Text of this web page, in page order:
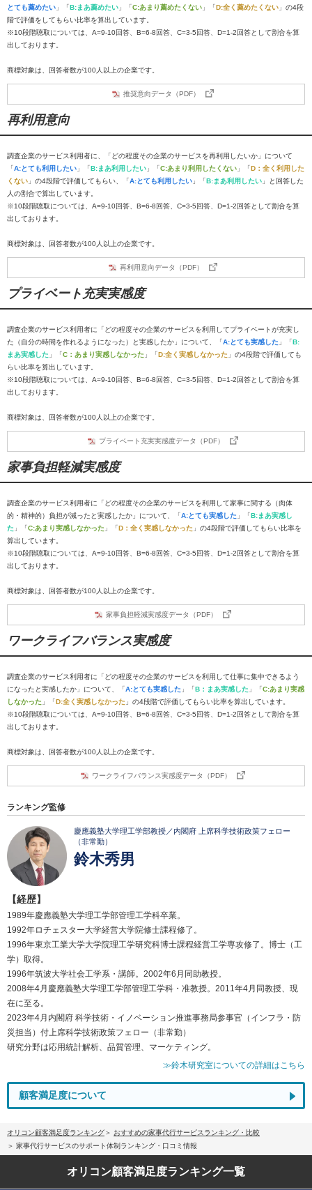
とても薦めたい 」「B:まあ薦めたい 」「C:あまり薦めたくない 」「D:全く薦めたくない 」の4段
階で評価をしてもらい比率を算出しています。
※10段階聴取については、A=9-10回答、B=6-8回答、C=3-5回答、D=1-2回答として割合を算
出しております。
商標対象は、回答者数が100人以上の企業です。
推奨意向データ（PDF）
再利用意向
調査企業のサービス利用者に、「どの程度その企業のサービスを再利用したいか」について
「A:とても利用したい 」「B:まあ利用したい 」「C:あまり利用したくない 」「D：全く利用した
くない 」の4段階で評価してもらい、「A:とても利用したい 」「B:まあ利用したい 」と回答した
人の割合で算出しています。
※10段階聴取については、A=9-10回答、B=6-8回答、C=3-5回答、D=1-2回答として割合を算
出しております。
商標対象は、回答者数が100人以上の企業です。
再利用意向データ（PDF）
プライベート充実実感度
調査企業のサービス利用者に「どの程度その企業のサービスを利用してプライベートが充実し
た（自分の時間を作れるようになった）と実感したか」について、「A:とても実感した 」「B:
まあ実感した 」「C：あまり実感しなかった 」「D:全く実感しなかった 」の4段階で評価しても
らい比率を算出しています。
※10段階聴取については、A=9-10回答、B=6-8回答、C=3-5回答、D=1-2回答として割合を算
出しております。
商標対象は、回答者数が100人以上の企業です。
プライベート充実実感度データ（PDF）
家事負担軽減実感度
調査企業のサービス利用者に「どの程度その企業のサービスを利用して家事に関する（肉体
的・精神的）負担が減ったと実感したか」について、「A:とても実感した 」「B:まあ実感し
た 」「C:あまり実感しなかった 」「D：全く実感しなかった 」の4段階で評価してもらい比率を
算出しています。
※10段階聴取については、A=9-10回答、B=6-8回答、C=3-5回答、D=1-2回答として割合を算
出しております。
商標対象は、回答者数が100人以上の企業です。
家事負担軽減実感度データ（PDF）
ワークライフバランス実感度
調査企業のサービス利用者に「どの程度その企業のサービスを利用して仕事に集中できるよう
になったと実感したか」について、「A:とても実感した 」「B：まあ実感した 」「C:あまり実感
しなかった 」「D:全く実感しなかった 」の4段階で評価してもらい比率を算出しています。
※10段階聴取については、A=9-10回答、B=6-8回答、C=3-5回答、D=1-2回答として割合を算
出しております。
商標対象は、回答者数が100人以上の企業です。
ワークライフバランス実感度データ（PDF）
ランキング監修
慶應義塾大学理工学部教授／内閣府 上席科学技術政策フェロー
（非常勤）
鈴木秀男
【経歴】
1989年慶應義塾大学理工学部管理工学科卒業。
1992年ロチェスター大学経営大学院修士課程修了。
1996年東京工業大学大学院理工学研究科博士課程経営工学専攻修了。博士（工
学）取得。
1996年筑波大学社会工学系・講師。2002年6月同助教授。
2008年4月慶應義塾大学理工学部管理工学科・准教授。2011年4月同教授、現
在に至る。
2023年4月内閣府 科学技術・イノベーション推進事務局参事官（インフラ・防
災担当）付上席科学技術政策フェロー（非常勤）
研究分野は応用統計解析、品質管理、マーケティング。
≫鈴木研究室についての詳細はこちら
顧客満足度について
オリコン顧客満足度ランキング
おすすめの家事代行サービスランキング・比較
家事代行サービスのサポート体制ランキング・口コミ情報
オリコン顧客満足度ランキング一覧